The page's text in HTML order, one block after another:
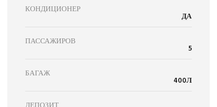
КОНДИЦИОНЕР
ДА
ПАССАЖИРОВ
5
БАГАЖ
400Л